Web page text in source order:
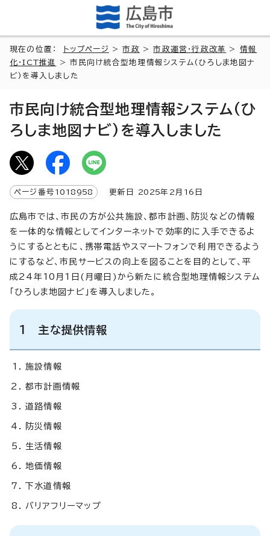
現在の位置： トップページ >市政 >市政運営・行政改革 > 情報
化・ICT推進
> 市民向け統合型地理情報システム(ひろしま地図ナ
ビ)を導入しました
市民向け統合型地理情報システム(ひ
ろしま地図ナビ)を導入しました
ページ番号 1018958 更新日 2025年2月 16 日
広島市では、市民の方が公共施設、都市計画、防災などの情報
を一体的な情報としてインターネットで効率的に入手できるよ
うにするとともに、携帯電話やスマートフォンで利用できるよう
にするなど、市民サービスの向上を図ることを目的として、平
成24年10月1日(月曜日)から新たに統合型地理情報システム
「ひろしま地図ナビ」を導入しました。
1 主な提供情報
施設情報
都市計画情報
道路情報
防災情報
生活情報
地価情報
下水道情報
バリアフリーマップ